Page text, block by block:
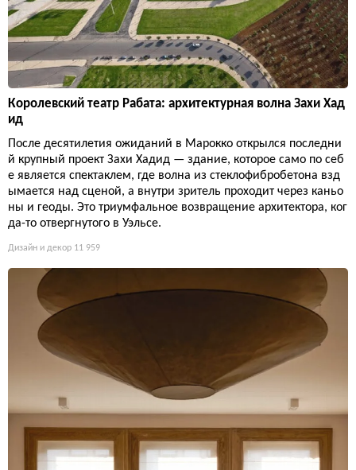
Королевский театр Рабата: архитектурная волна Захи Хад
ид
После десятилетия ожиданий в Марокко открылся последни
й крупный проект Захи Хадид — здание, которое само по себ
е является спектаклем, где волна из стеклофибробетона взд
ымается над сценой, а внутри зритель проходит через каньо
ны и геоды. Это триумфальное возвращение архитектора, ког
да-то отвергнутого в Уэльсе.
Дизайн и декор 11 959